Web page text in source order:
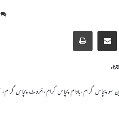
Share via Email
Print
اجزاء
سو پچاس گرام،بادام پچاس گرام،اخروٹ پچاس گرام،